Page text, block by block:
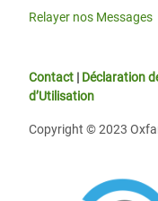
Relayer nos Messages
Contact | Déclaration
d’Utilisation
Copyright © 2023